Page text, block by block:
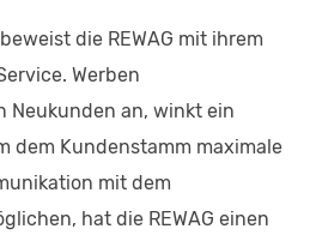
die REWAG mit ihrem
Werben
Neukunden an, winkt ein
dem Kundenstamm maximale
mit dem
hat die REWAG einen